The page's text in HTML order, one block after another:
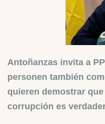
Antoñanzas invita a
personen también
quieren demostrar
corrupción es